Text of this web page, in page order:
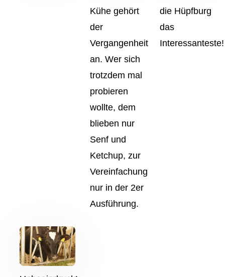
Kühe gehört
der
Vergangenheit
an. Wer sich
trotzdem mal
probieren
wollte, dem
blieben nur
Senf und
Ketchup, zur
Vereinfachung
nur in der 2er
Ausführung.
die Hüpfburg
das
Interessanteste!